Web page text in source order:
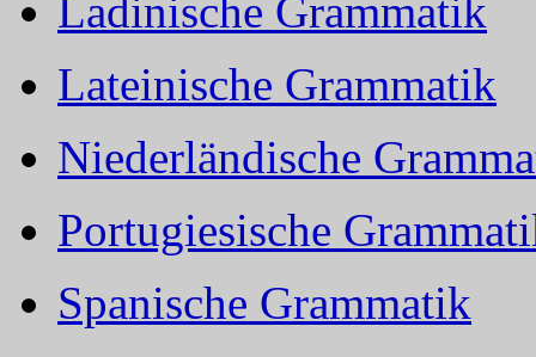
Ladinische Grammatik
Lateinische Grammatik
Niederländische
Portugiesische
Spanische Grammatik